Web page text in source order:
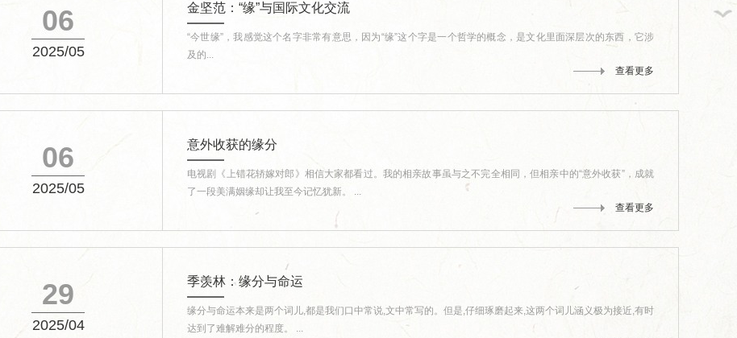
06
2025/05
金坚范：“缘”与国际文化交流
“今世缘”，我感觉这个名字非常有意思，因为“缘”这个字是一个哲学的概念，是文化里面深层次的东西，它涉
及的...
查看更多
06
2025/05
意外收获的缘分
电视剧《上错花轿嫁对郎》相信大家都看过。我的相亲故事虽与之不完全相同，但相亲中的“意外收获”，成就
了一段美满姻缘却让我至今记忆犹新。 ...
查看更多
29
2025/04
季羡林：缘分与命运
缘分与命运本来是两个词儿,都是我们口中常说,文中常写的。但是,仔细琢磨起来,这两个词儿涵义极为接近,有时
达到了难解难分的程度。 ...